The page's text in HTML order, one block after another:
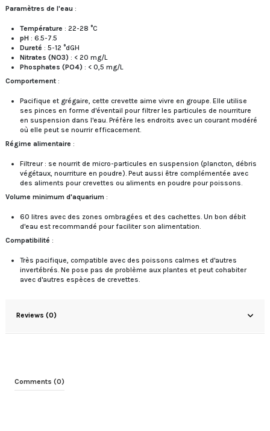
Paramètres de l'eau :
Température : 22-28 °C
pH : 6.5-7.5
Dureté : 5-12 °dGH
Nitrates (NO3) : < 20 mg/L
Phosphates (PO4) : < 0,5 mg/L
Comportement :
Pacifique et grégaire, cette crevette aime vivre en groupe. Elle utilise
ses pinces en forme d'éventail pour filtrer les particules de nourriture
en suspension dans l'eau. Préfère les endroits avec un courant modéré
où elle peut se nourrir efficacement.
Régime alimentaire :
Filtreur : se nourrit de micro-particules en suspension (plancton, débris
végétaux, nourriture en poudre). Peut aussi être complémentée avec
des aliments pour crevettes ou aliments en poudre pour poissons.
Volume minimum d'aquarium :
60 litres avec des zones ombragées et des cachettes. Un bon débit
d'eau est recommandé pour faciliter son alimentation.
Compatibilité :
Très pacifique, compatible avec des poissons calmes et d'autres
invertébrés. Ne pose pas de problème aux plantes et peut cohabiter
avec d'autres espèces de crevettes.
Reviews (0)
Comments (0)